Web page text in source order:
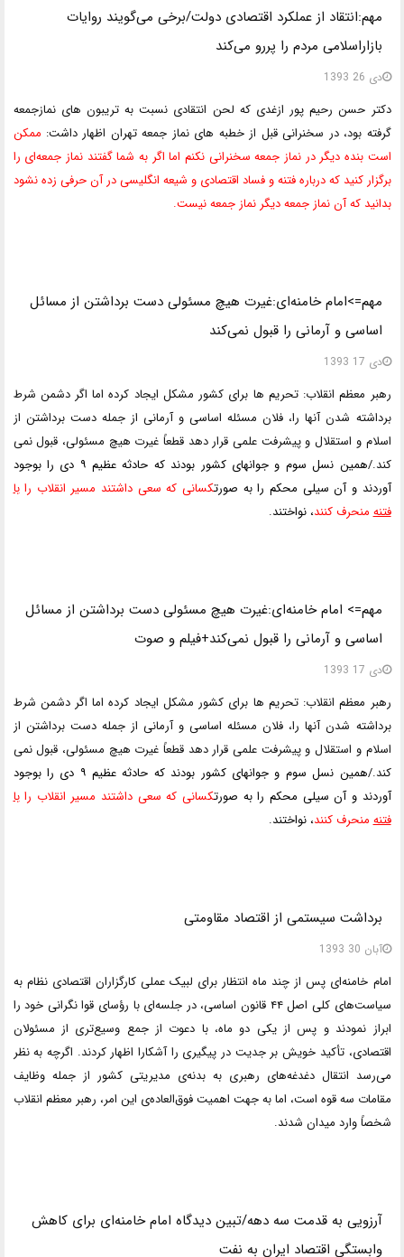
مهم:انتقاد از عملکرد اقتصادی دولت/برخی می‌گویند روایات‌
بازاراسلامی مردم را پررو می‌کند
دی 26 1393
دکتر حسن رحیم پور ازغدی که لحن انتقادی نسبت به تریبون های نمازجمعه
گرفته بود، در سخنرانی قبل از خطبه های نماز جمعه تهران اظهار داشت: ممکن
است بنده دیگر در نماز جمعه سخنرانی نکنم اما اگر به شما گفتند نماز جمعه‌ای را
برگزار کنید که درباره فتنه و فساد اقتصادی و شیعه انگلیسی در آن حرفی زده نشود
بدانید که آن نماز جمعه دیگر نماز جمعه نیست.
مهم=>امام خامنه‌ای:غیرت هیچ مسئولی دست برداشتن از مسائل
اساسی و آرمانی را قبول نمی‌کند
دی 17 1393
رهبر معظم انقلاب: تحریم ها برای کشور مشکل ایجاد کرده اما اگر دشمن شرط
برداشته شدن آنها را، فلان مسئله اساسی و آرمانی از جمله دست برداشتن از
اسلام و استقلال و پیشرفت علمی قرار دهد قطعاً غیرت هیچ مسئولی، قبول نمی
کند./
همین نسل سوم و جوانهای کشور بودند که حادثه عظیم ۹ دی را بوجود
آوردند و آن سیلی محکم را به صورتکسانی که سعی داشتند مسیر انقلاب رابا
فتنهمنحرف کنند، نواختند.
مهم=> امام خامنه‌ای:غیرت هیچ مسئولی دست برداشتن از مسائل
اساسی و آرمانی را قبول نمی‌کند+فیلم و صوت
دی 17 1393
رهبر معظم انقلاب: تحریم ها برای کشور مشکل ایجاد کرده اما اگر دشمن شرط
برداشته شدن آنها را، فلان مسئله اساسی و آرمانی از جمله دست برداشتن از
اسلام و استقلال و پیشرفت علمی قرار دهد قطعاً غیرت هیچ مسئولی، قبول نمی
کند./
همین نسل سوم و جوانهای کشور بودند که حادثه عظیم ۹ دی را بوجود
آوردند و آن سیلی محکم را به صورتکسانی که سعی داشتند مسیر انقلاب رابا
فتنهمنحرف کنند، نواختند.
برداشت سیستمی از اقتصاد مقاومتی
آبان 30 1393
امام خامنه‌ای پس از چند ماه انتظار برای لبیک عملی کارگزاران اقتصادی نظام به
سیاست‌های کلی اصل ۴۴ قانون اساسی، در جلسه‌ای با رؤسای قوا نگرانی خود را
ابراز نمودند و پس از یکی دو ماه، با دعوت از جمع وسیع‌تری از مسئولان
اقتصادی، تأکید خویش بر جدیت در پیگیری را آشکارا اظهار کردند. اگرچه به نظر
می‌رسد انتقال دغدغه‌های رهبری به بدنه‌ی مدیریتی کشور از جمله وظایف
مقامات سه قوه است، اما به جهت اهمیت فوق‌العاده‌ی این امر، رهبر معظم انقلاب
شخصاً وارد میدان شدند.
آرزویی به قدمت سه دهه/تبین دیدگاه امام خامنه‌ای برای کاهش
وابستگی اقتصاد ایران به نفت